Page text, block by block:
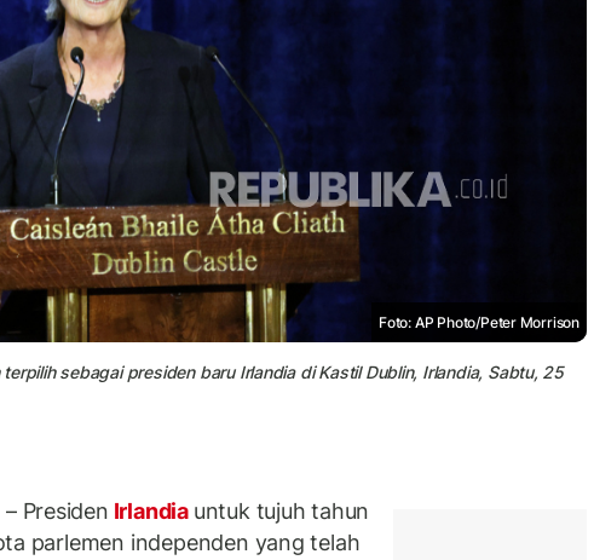
Foto: AP Photo/Peter Morrison
sebagai presiden baru Irlandia di Kastil Dublin, Irlandia, Sabtu, 25
Presiden Irlandia untuk tujuh tahun
parlemen independen yang telah